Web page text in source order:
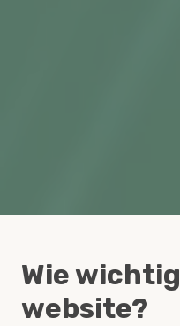
Wie
website?